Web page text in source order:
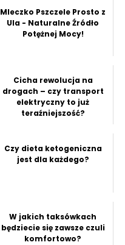
Mleczko Pszczele Prosto z
Ula - Naturalne Źródło
Potężnej Mocy!
Cicha rewolucja na
drogach – czy transport
elektryczny to już
teraźniejszość?
Czy dieta ketogeniczna
jest dla każdego?
W jakich taksówkach
będziecie się zawsze czuli
komfortowo?